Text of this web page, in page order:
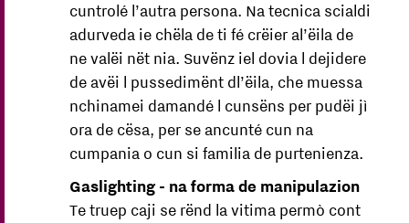
cuntrolé l’autra persona. Na tecnica scialdi
adurveda ie chëla de ti fé crëier al’ëila de
ne valëi nët nia. Suvënz iel dovia l dejidere
de avëi l pussedimënt dl’ëila, che muessa
nchinamei damandé l cunsëns per pudëi jì
ora de cësa, per se ancunté cun na
cumpania o cun si familia de purtenienza.
Gaslighting - na forma de manipulazion
Te truep caji se rënd la vitima permò cont